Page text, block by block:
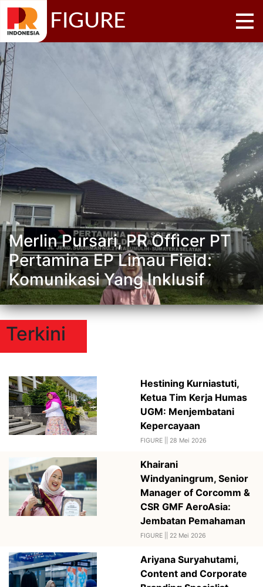
FIGURE
Merlin Pursari, PR Officer PT
Pertamina EP Limau Field:
Komunikasi Yang Inklusif
Terkini
Hestining Kurniastuti,
Ketua Tim Kerja Humas
UGM: Menjembatani
Kepercayaan
FIGURE || 28 Mei 2026
Khairani
Windyaningrum, Senior
Manager of Corcomm &
CSR GMF AeroAsia:
Jembatan Pemahaman
FIGURE || 22 Mei 2026
Ariyana Suryahutami,
Content and Corporate